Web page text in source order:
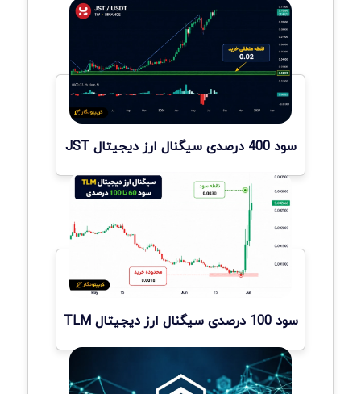
سود 400 درصدی سیگنال ارز دیجیتال JST
سود 100 درصدی سیگنال ارز دیجیتال TLM